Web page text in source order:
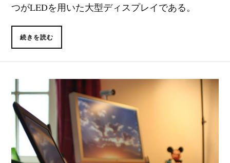
つがLEDを用いた大型ディスプレイである。
続きを読む